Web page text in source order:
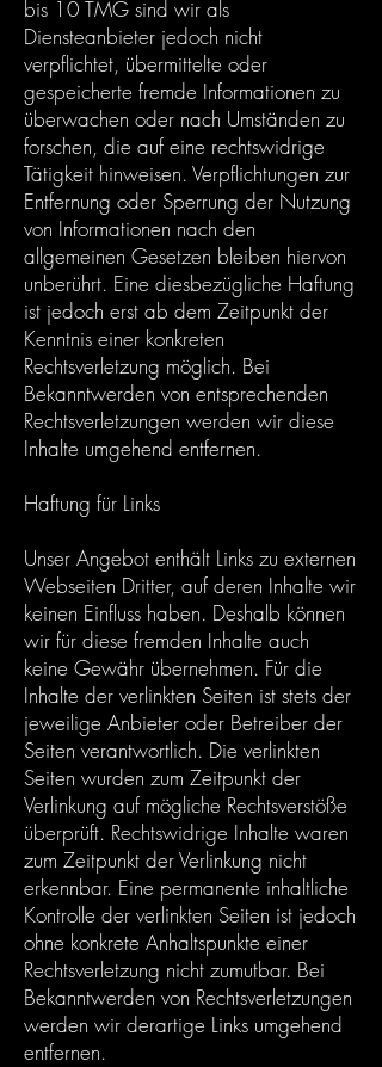
bis 10 TMG sind wir als
Diensteanbieter jedoch nicht
verpflichtet, übermittelte oder
gespeicherte fremde Informationen zu
überwachen oder nach Umständen zu
forschen, die auf eine rechtswidrige
Tätigkeit hinweisen. Verpflichtungen zur
Entfernung oder Sperrung der Nutzung
von Informationen nach den
allgemeinen Gesetzen bleiben hiervon
unberührt. Eine diesbezügliche Haftung
ist jedoch erst ab dem Zeitpunkt der
Kenntnis einer konkreten
Rechtsverletzung möglich. Bei
Bekanntwerden von entsprechenden
Rechtsverletzungen werden wir diese
Inhalte umgehend entfernen.
Haftung für Links
Unser Angebot enthält Links zu externen
Webseiten Dritter, auf deren Inhalte wir
keinen Einfluss haben. Deshalb können
wir für diese fremden Inhalte auch
keine Gewähr übernehmen. Für die
Inhalte der verlinkten Seiten ist stets der
jeweilige Anbieter oder Betreiber der
Seiten verantwortlich. Die verlinkten
Seiten wurden zum Zeitpunkt der
Verlinkung auf mögliche Rechtsverstöße
überprüft. Rechtswidrige Inhalte waren
zum Zeitpunkt der Verlinkung nicht
erkennbar. Eine permanente inhaltliche
Kontrolle der verlinkten Seiten ist jedoch
ohne konkrete Anhaltspunkte einer
Rechtsverletzung nicht zumutbar. Bei
Bekanntwerden von Rechtsverletzungen
werden wir derartige Links umgehend
entfernen.